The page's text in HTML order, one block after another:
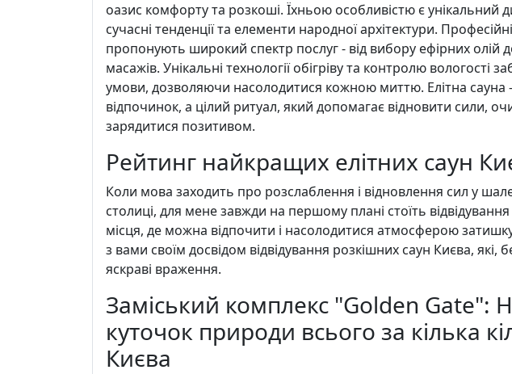
оазис комфорту та розкоші. Їхньою особливістю є унікальний
сучасні тенденції та елементи народної архітектури.
пропонують широкий спектр послуг - від вибору ефірних олій
масажів. Унікальні технології обігріву та контролю вологості
умови, дозволяючи насолодитися кожною миттю. Елітна сауна
відпочинок, а цілий ритуал, який допомагає відновити сили,
зарядитися позитивом.
Рейтинг найкращих елітних саун
Коли мова заходить про розслаблення і відновлення сил у
столиці, для мене завжди на першому плані стоїть
місця, де можна відпочити і насолодитися атмосферою
з вами своїм досвідом відвідування розкішних саун Києва,
яскраві враження.
Заміський комплекс "Golden Gate":
куточок природи всього за кілька
Києва